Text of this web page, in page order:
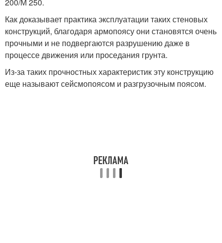
Как доказывает практика эксплуатации таких стеновых
конструкций, благодаря армопоясу они становятся очень
прочными и не подвергаются разрушению даже в
процессе движения или проседания грунта.
Из-за таких прочностных характеристик эту конструкцию
еще называют сейсмопоясом и разгрузочным поясом.